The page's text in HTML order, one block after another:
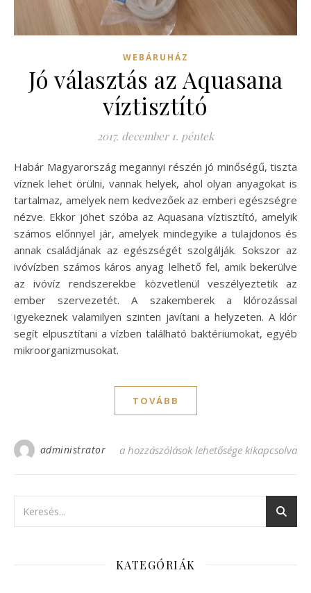
WEBÁRUHÁZ
Jó választás az Aquasana
víztisztító
2017. december 1. péntek
Habár Magyarország megannyi részén jó minőségű, tiszta
víznek lehet örülni, vannak helyek, ahol olyan anyagokat is
tartalmaz, amelyek nem kedvezőek az emberi egészségre
nézve. Ekkor jöhet szóba az Aquasana víztisztító, amelyik
számos előnnyel jár, amelyek mindegyike a tulajdonos és
annak családjának az egészségét szolgálják. Sokszor az
ivóvízben számos káros anyag lelhető fel, amik bekerülve
az ivóvíz rendszerekbe közvetlenül veszélyeztetik az
ember szervezetét. A szakemberek a klórozással
igyekeznek valamilyen szinten javítani a helyzeten. A klór
segít elpusztítani a vízben található baktériumokat, egyéb
mikroorganizmusokat.
TOVÁBB
administrator Jó választás az Aquasana víztisztító
a hozzászólások lehetősége kikapcsolva
KATEGÓRIÁK